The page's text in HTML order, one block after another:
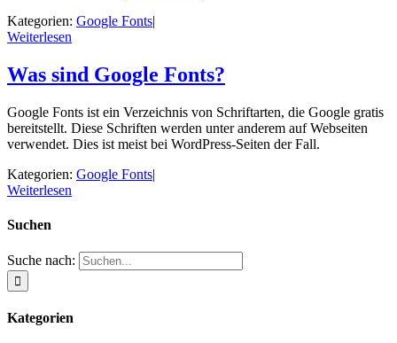
Kategorien: Google Fonts|
Weiterlesen
Was sind Google Fonts?
Google Fonts ist ein Verzeichnis von Schriftarten, die Google gratis
bereitstellt. Diese Schriften werden unter anderem auf Webseiten
verwendet. Dies ist meist bei WordPress-Seiten der Fall.
Kategorien: Google Fonts|
Weiterlesen
Suchen
Suche nach:
Kategorien